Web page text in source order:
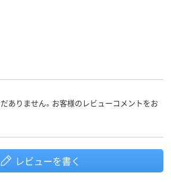
ありません。お客様のレビューコメントをお
レビューを書く